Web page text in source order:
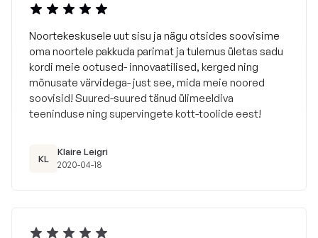
Noortekeskusele uut sisu ja nägu otsides soovisime
oma noortele pakkuda parimat ja tulemus ületas sadu
kordi meie ootused- innovaatilised, kerged ning
mõnusate värvidega- just see, mida meie noored
soovisid! Suured-suured tänud ülimeeldiva
teeninduse ning supervingete kott-toolide eest!
KL
Klaire Leigri
2020-04-18